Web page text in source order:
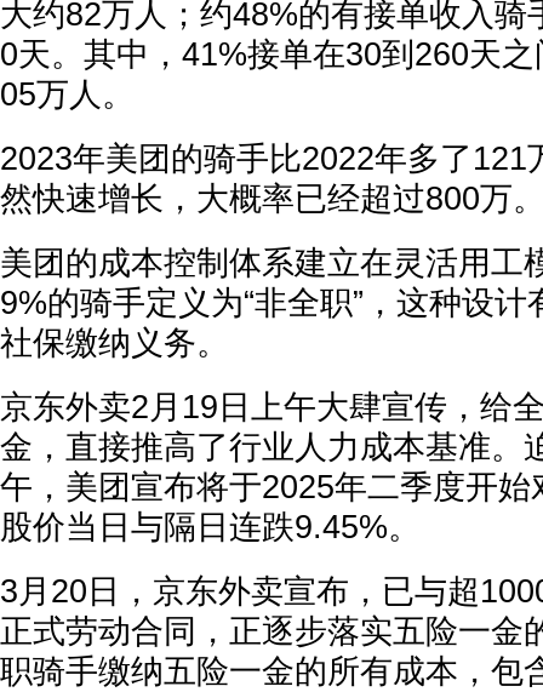
大约82万人；约48%的有接单收入骑
0天。其中，41%接单在30到260天
05万人。
2023年美团的骑手比2022年多了121
然快速增长，大概率已经超过800万
美团的成本控制体系建立在灵活用工
9%的骑手定义为“非全职”，这种设
社保缴纳义务。
京东外卖2月19日上午大肆宣传，给
金，直接推高了行业人力成本基准。
午，美团宣布将于2025年二季度开
股价当日与隔日连跌9.45%。
3月20日，京东外卖宣布，已与超
正式劳动合同，正逐步落实五险一金
职骑手缴纳五险一金的所有成本，包